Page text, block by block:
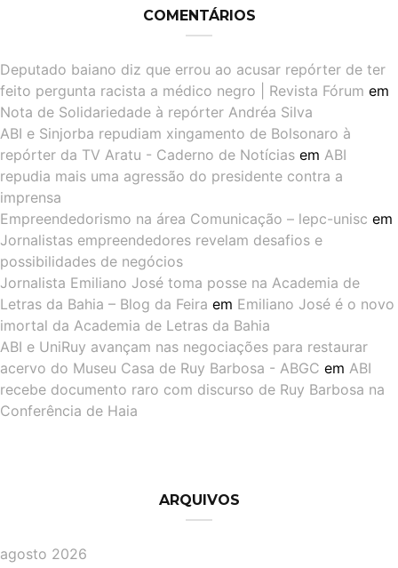
COMENTÁRIOS
Deputado baiano diz que errou ao acusar repórter de ter
feito pergunta racista a médico negro | Revista Fórum em
Nota de Solidariedade à repórter Andréa Silva
ABI e Sinjorba repudiam xingamento de Bolsonaro à
repórter da TV Aratu - Caderno de Notícias em ABI
repudia mais uma agressão do presidente contra a
imprensa
Empreendedorismo na área Comunicação – lepc-unisc em
Jornalistas empreendedores revelam desafios e
possibilidades de negócios
Jornalista Emiliano José toma posse na Academia de
Letras da Bahia – Blog da Feira em Emiliano José é o novo
imortal da Academia de Letras da Bahia
ABI e UniRuy avançam nas negociações para restaurar
acervo do Museu Casa de Ruy Barbosa - ABGC em ABI
recebe documento raro com discurso de Ruy Barbosa na
Conferência de Haia
ARQUIVOS
agosto 2026